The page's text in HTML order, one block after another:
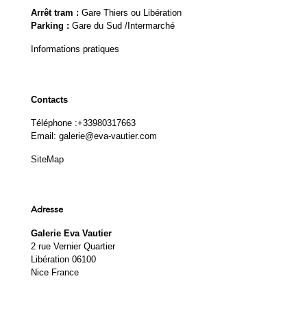
Arrêt tram : Gare Thiers ou Libération
Parking : Gare du Sud /Intermarché
Informations pratiques
Contacts
Téléphone :+33980317663
Email: galerie@eva-vautier.com
SiteMap
Adresse
Galerie Eva Vautier
2 rue Vernier Quartier
Libération 06100
Nice France